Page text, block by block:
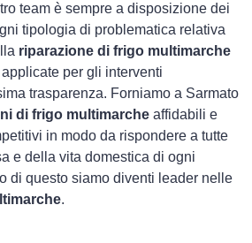
team è sempre a disposizione dei
tipologia di problematica relativa
riparazione di frigo multimarche
applicate per gli interventi
trasparenza. Forniamo a Sarmato
di frigo multimarche affidabili e
in modo da rispondere a tutte
e della vita domestica di ogni
di questo siamo diventi leader nelle
.